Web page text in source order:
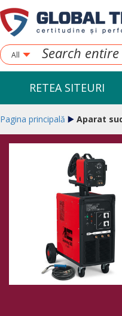
All
RETEA SITEURI
Pagina principală Aparat